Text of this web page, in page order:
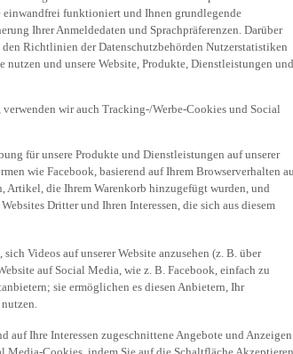
Ihrer Anmeldedaten und Sprachpräferenzen. Darüber
Richtlinien der Datenschutzbehörden Nutzerstatistiken
und unsere Website, Produkte, Dienstleistungen und
wir auch Tracking-/Werbe-Cookies und Social
für unsere Produkte und Dienstleistungen auf unserer
wie Facebook, basierend auf Ihrem Browserverhalten auf
Artikel, die Ihrem Warenkorb hinzugefügt wurden, und
Dritter und Ihren Interessen, die sich aus diesem
Videos auf unserer Website anzusehen (z. B. über
auf Social Media, wie z. B. Facebook, einfach zu
sie ermöglichen es diesen Anbietern, Ihr
auf Ihre Interessen zugeschnittene Angebote und Anzeigen
Cookies, indem Sie auf die Schaltfläche Akzeptieren
von Cookies (z. B. nur die Social Media-Cookies)